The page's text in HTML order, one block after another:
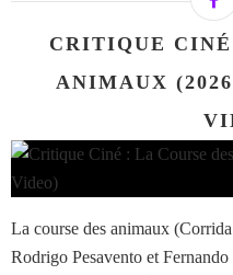
CRITIQUE
ANIMAUX
La course des animaux
Rodrigo Pesavento et